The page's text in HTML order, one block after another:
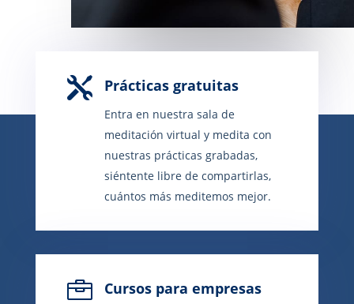
 Prácticas gratuitas
Entra en nuestra sala de
meditación virtual y medita con
nuestras prácticas grabadas,
siéntente libre de compartirlas,
cuántos más meditemos mejor.
 Cursos para empresas